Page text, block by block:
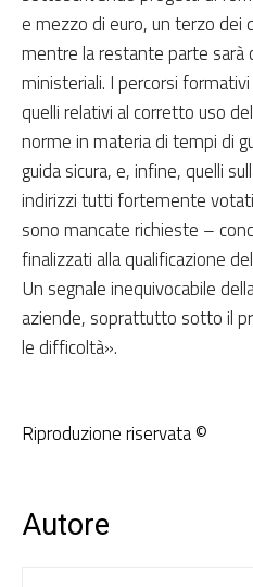
e mezzo di euro, un terzo dei
mentre la restante parte sarà
ministeriali. I percorsi
quelli relativi al corretto uso
norme in materia di tempi di
guida sicura, e, infine, quelli
indirizzi tutti fortemente
sono mancate richieste –
finalizzati alla qualificazione
Un segnale inequivocabile
aziende, soprattutto sotto il
le difficoltà».
Riproduzione riservata ©
Autore